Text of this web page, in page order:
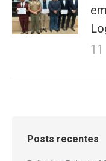
Posts recentes